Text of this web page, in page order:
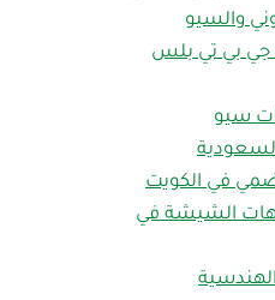
والسيو
جي بي تي بلس
سيو
في الكويت
الشيشة في